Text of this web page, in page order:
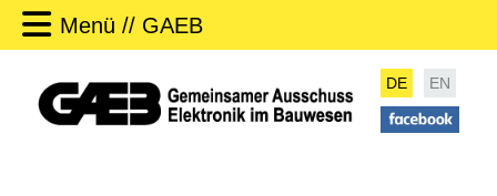
Menü // GAEB
DE EN